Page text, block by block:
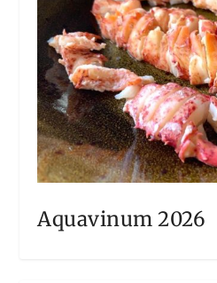
Aquavinum 2026